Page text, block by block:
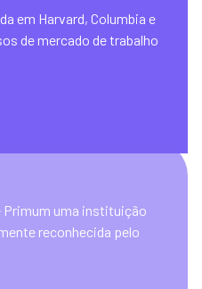
em Harvard, Columbia e
Primum uma instituição
reconhecida pelo